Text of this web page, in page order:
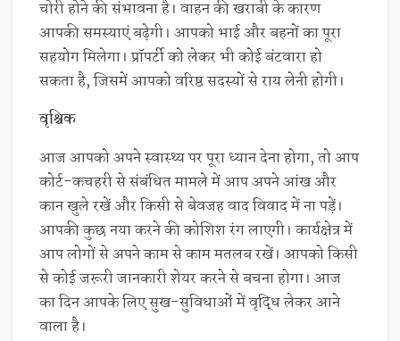
चोरी होने की संभावना है। वाहन की खराबी के कारण
आपकी समस्याएं बढ़ेगी। आपको भाई और बहनों का पूरा
सहयोग मिलेगा। प्रॉपर्टी को लेकर भी कोई बंटवारा हो
सकता है, जिसमें आपको वरिष्ठ सदस्यों से राय लेनी होगी।
वृश्चिक
आज आपको अपने स्वास्थ्य पर पूरा ध्यान देना होगा, तो आप
कोर्ट-कचहरी से संबंधित मामले में आप अपने आंख और
कान खुले रखें और किसी से बेवजह वाद विवाद में ना पड़ें।
आपकी कुछ नया करने की कोशिश रंग लाएगी। कार्यक्षेत्र में
आप लोगों से अपने काम से काम मतलब रखें। आपको किसी
से कोई जरूरी जानकारी शेयर करने से बचना होगा। आज
का दिन आपके लिए सुख-सुविधाओं में वृद्धि लेकर आने
वाला है।